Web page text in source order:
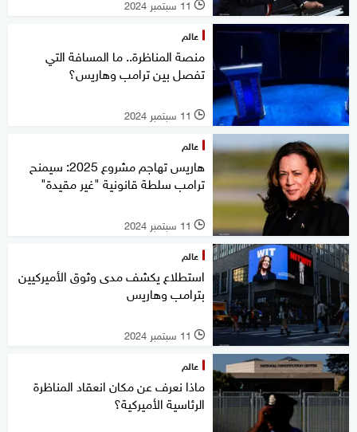
l 11 سبتمبر 2024
عالم
منصة المناظرة.. ما المسافة التي
تفصل بين ترامب وهاريس؟
l 11 سبتمبر 2024
عالم
هاريس تهاجم مشروع 2025: سيمنح
ترامب سلطة قانونية "غير مقيدة"
l 11 سبتمبر 2024
عالم
استطلاع يكشف مدى وثوق الأميركيين
بترامب وهاريس
l 11 سبتمبر 2024
عالم
ماذا نعرف عن مكان انعقاد المناظرة
الرئاسية الأميركية؟